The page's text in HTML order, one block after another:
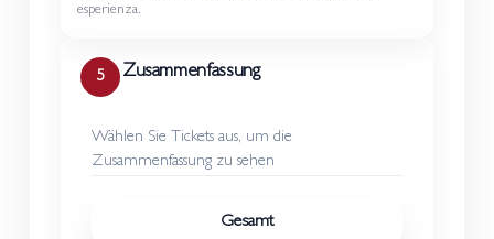
esperienza.
5 Zusammenfassung
Wählen Sie Tickets aus, um die
Zusammenfassung zu sehen
Gesamt